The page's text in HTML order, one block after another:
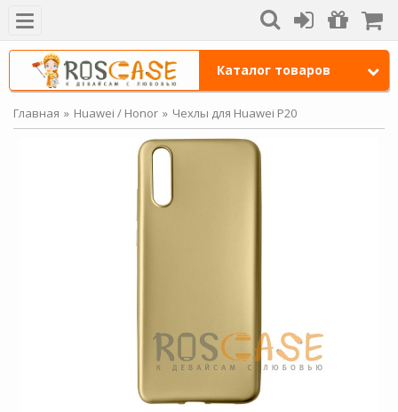
Каталог товаров
Главная Huawei / Honor Чехлы для Huawei P20